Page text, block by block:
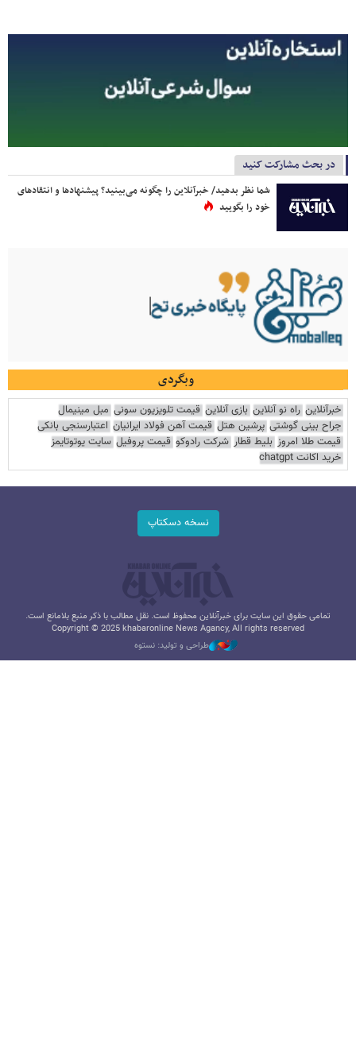
در بحث مشارکت کنید
شما نظر بدهید/ خبرآنلاین را چگونه می‌بینید؟ پیشنهادها و انتقادهای
خود را بگویید
وبگردی
خبرآنلاین راه نو آنلاین بازی آنلاین قیمت تلویزیون سونی مبل مینیمال
جراح بینی گوشتی پرشین هتل قیمت آهن فولاد ایرانیان اعتبارسنجی بانکی
قیمت طلا امروز بلیط قطار شرکت رادوکو قیمت پروفیل سایت یوتوتایمز
خرید اکانت chatgpt
نسخه دسکتاپ
تمامی حقوق این سایت برای خبرآنلاین محفوظ است. نقل مطالب با ذکر منبع بلامانع است.
Copyright © 2025 khabaronline News Agancy, All rights reserved
طراحی و تولید: نستوه